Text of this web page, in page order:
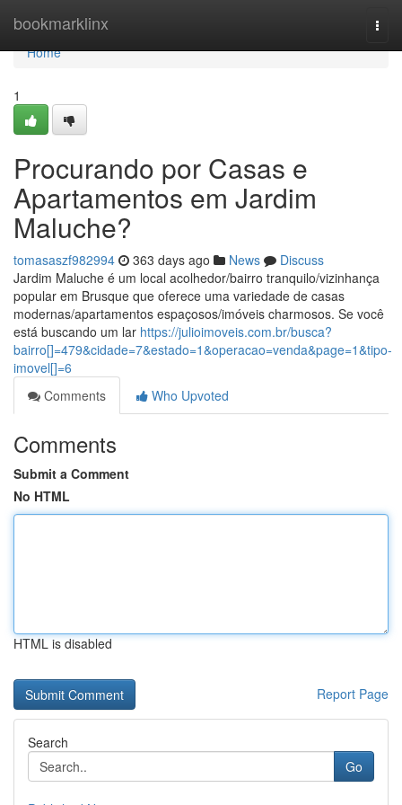
bookmarklinx
Home
Home
1
Procurando por Casas e
Apartamentos em Jardim
Maluche?
tomasaszf982994 363 days ago News
Discuss
Jardim Maluche é um local acolhedor/bairro tranquilo/vizinhança
popular em Brusque que oferece uma variedade de casas
modernas/apartamentos espaçosos/imóveis charmosos. Se você
está buscando um lar https://julioimoveis.com.br/busca?
bairro[]=479&cidade=7&estado=1&operacao=venda&page=1&tipo-
imovel[]=6
Comments
Who Upvoted
Comments
Submit a Comment
No HTML
HTML is disabled
Report Page
Search
Go